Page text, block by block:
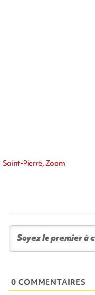
Saint-Pierre, Zoom
0 COMMENTAIRES